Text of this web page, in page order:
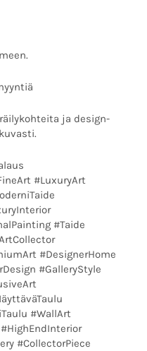
ja design-
#LuxuryArt
#Taide
#DesignerHome
#GalleryStyle
#WallArt
#CollectorPiece